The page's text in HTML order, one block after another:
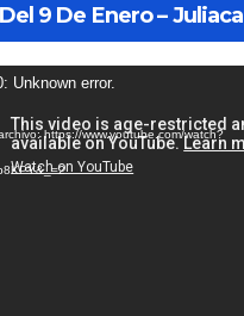
9 De Enero – Juliaca
Unknown error.
https://www.youtube.com/watch?